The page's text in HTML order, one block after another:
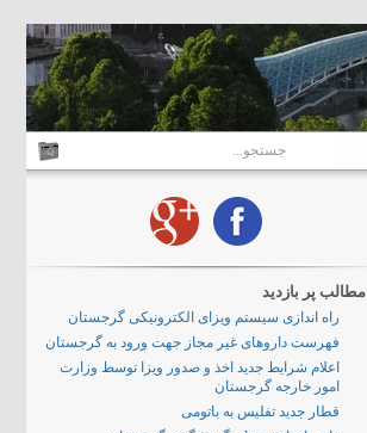
مطالب پر بازدید
راه اندازی سیستم ویزای الکترونیکی گرجستان
فهرست داروهای غیر مجاز جهت ورود به گرجستان
اعلام شرایط جدید اخذ و صدور ویزا توسط وزارت
امور خارجه گرجستان
قطار جدید تفلیس به باتومی